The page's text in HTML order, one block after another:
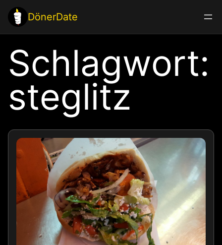
Zum
Inhalt
springen
DönerDate
Schlagwort:
steglitz